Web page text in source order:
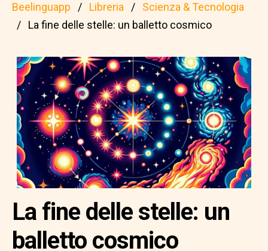
Beelinguapp Libreria
Scienza & Tecnologia
La fine delle stelle: un balletto cosmico
La fine delle stelle: un
balletto cosmico